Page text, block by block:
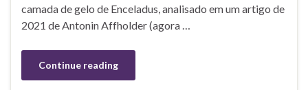
camada de gelo de Enceladus, analisado em um artigo de
2021 de Antonin Affholder (agora …
Continue reading